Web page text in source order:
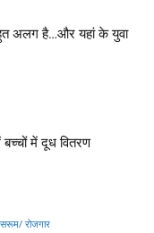
अलग है…और यहां के युवा
बच्चों में दूध वितरण
रोजगार